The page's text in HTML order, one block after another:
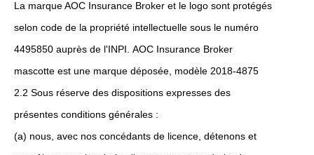
La marque AOC Insurance Broker et le logo sont protégés
selon code de la propriété intellectuelle sous le numéro
4495850 auprès de l'INPI. AOC Insurance Broker
mascotte est une marque déposée, modèle 2018-4875
2.2 Sous réserve des dispositions expresses des
présentes conditions générales :
(a) nous, avec nos concédants de licence, détenons et